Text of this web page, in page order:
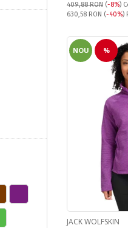
409,88 RON (-8%)
Pret obisnuit:
630,58 RON (-40%)
NOU %
JACK WOLFSKIN